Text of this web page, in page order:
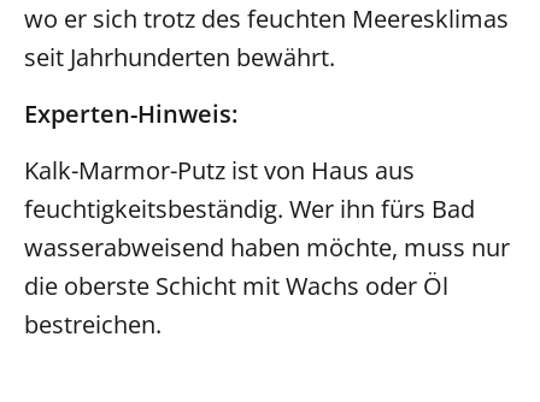
wo er sich trotz des feuchten Meeresklimas
seit Jahrhunderten bewährt.
Experten-Hinweis:
Kalk-Marmor-Putz ist von Haus aus
feuchtigkeitsbeständig. Wer ihn fürs Bad
wasserabweisend haben möchte, muss nur
die oberste Schicht mit Wachs oder Öl
bestreichen.